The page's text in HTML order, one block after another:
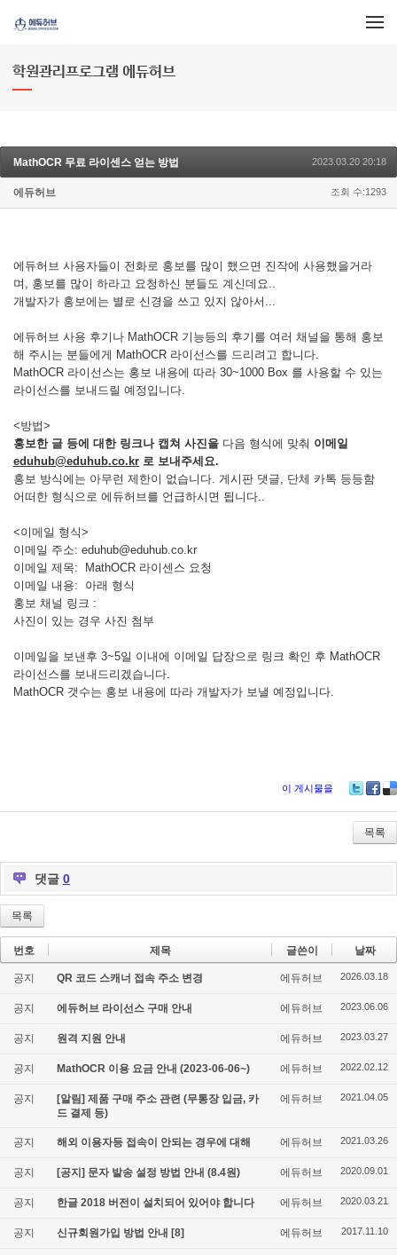
학원관리프로그램 에듀허브
MathOCR 무료 라이센스 얻는 방법 2023.03.20 20:18
에듀허브 조회 수:1293
에듀허브 사용자들이 전화로 홍보를 많이 했으면 진작에 사용했을거라
며, 홍보를 많이 하라고 요청하신 분들도 계신데요..
개발자가 홍보에는 별로 신경을 쓰고 있지 않아서...
에듀허브 사용 후기나 MathOCR 기능등의 후기를 여러 채널을 통해 홍보
해 주시는 분들에게 MathOCR 라이선스를 드리려고 합니다.
MathOCR 라이선스는 홍보 내용에 따라 30~1000 Box 를 사용할 수 있는
라이선스를 보내드릴 예정입니다.
<방법>
홍보한 글 등에 대한 링크나 캡쳐 사진을 다음 형식에 맞춰 이메일
eduhub@eduhub.co.kr 로 보내주세요.
홍보 방식에는 아무런 제한이 없습니다. 게시판 댓글, 단체 카톡 등등함
어떠한 형식으로 에듀허브를 언급하시면 됩니다..
<이메일 형식>
이메일 주소: eduhub@eduhub.co.kr
이메일 제목: MathOCR 라이센스 요청
이메일 내용: 아래 형식
홍보 채널 링크 :
사진이 있는 경우 사진 첨부
이메일을 보낸후 3~5일 이내에 이메일 답장으로 링크 확인 후 MathOCR
라이선스를 보내드리겠습니다.
MathOCR 갯수는 홍보 내용에 따라 개발자가 보낼 예정입니다.
이 게시물을
bo
ok
ou
s
목록
댓글 0
목록
번호 제목 글쓴이 날짜
공지 QR 코드 스캐너 접속 주소 변경 에듀허브 2026.03.18
공지 에듀허브 라이선스 구매 안내 에듀허브 2023.06.06
공지 원격 지원 안내 에듀허브 2023.03.27
공지 MathOCR 이용 요금 안내 (2023-06-06~) 에듀허브 2022.02.12
공지
[알림] 제품 구매 주소 관련 (무통장 입금, 카
드 결제 등)
에듀허브 2021.04.05
공지 해외 이용자등 접속이 안되는 경우에 대해 에듀허브 2021.03.26
공지 [공지] 문자 발송 설정 방법 안내 (8.4원) 에듀허브 2020.09.01
공지 한글 2018 버전이 설치되어 있어야 합니다 에듀허브 2020.03.21
공지 신규회원가입 방법 안내 [8] 에듀허브 2017.11.10